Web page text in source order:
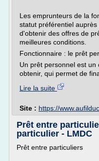
Les emprunteurs de la
statut préférentiel
d'obtenir des offres de
meilleures conditions.
Fonctionnaire : le prêt
Un prêt personnel est
obtenir, qui permet de
Lire la suite
Site : https://
Prêt entre
particulier - LMDC
Prêt entre particuliers